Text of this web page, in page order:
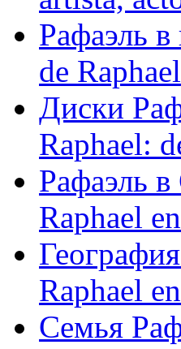
Рафаэль
de Raphael
Диски
Raphael:
Рафаэль
Raphael
Raphael
Семья